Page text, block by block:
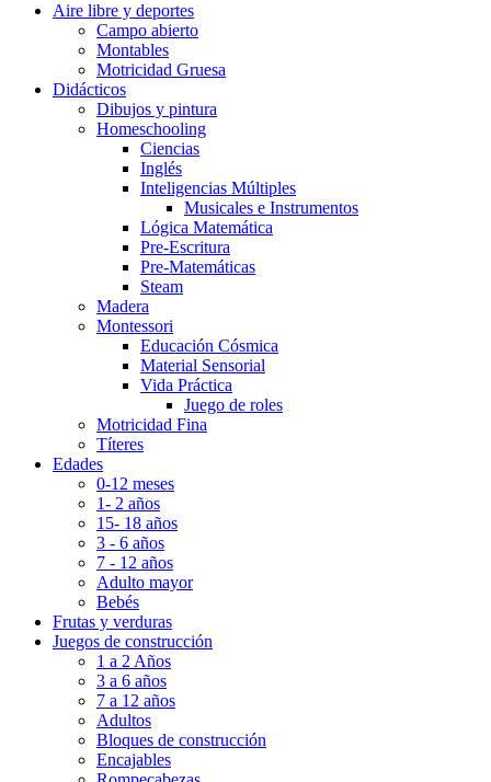
Aire libre y deportes
Campo abierto
Montables
Motricidad Gruesa
Didácticos
Dibujos y pintura
Homeschooling
Ciencias
Inglés
Inteligencias Múltiples
Musicales e Instrumentos
Lógica Matemática
Pre-Escritura
Pre-Matemáticas
Steam
Madera
Montessori
Educación Cósmica
Material Sensorial
Vida Práctica
Juego de roles
Motricidad Fina
Títeres
Edades
0-12 meses
1- 2 años
15- 18 años
3 - 6 años
7 - 12 años
Adulto mayor
Bebés
Frutas y verduras
Juegos de construcción
1 a 2 Años
3 a 6 años
7 a 12 años
Adultos
Bloques de construcción
Encajables